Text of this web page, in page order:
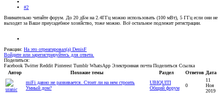
#2
Внимательно читайте форум. До 20 дБм на 2.4ГГц можно использовать (100 мВт), 5 ГГц если они не
выходят за Ваше приусадебное хозяйство, тоже можно. Всё остальное подлежит регистрации.
Реакции: На это отреагировал(а) DenisF
Войдите или зарегистрируйтесь для ответа.
Поделиться:
Facebook Twitter Reddit Pinterest Tumblr WhatsApp Электронная почта Поделиться Ссылка
Автор
Похожие темы Раздел Ответов Дата
miFi давно не развивается. Стоит ли на нем строить
Умный дом?
UBIQUITI
Общий форум
0
11
Ноя
2019